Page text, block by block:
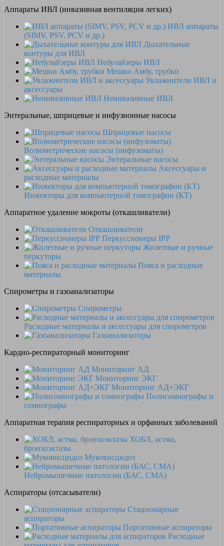
Аппараты ИВЛ (инвазивная вентиляция легких)
ИВЛ аппараты
(SIMV, PSV, PCV и др.)
Дыхательные
контуры для ИВЛ
Небулайзеры ИВЛ
Мешки Амбу, трубки
Увлажнители ИВЛ и
аксессуары
Неинвазивные ИВЛ
Энтеральные, шприцевые и инфузионные насосы
Шприцевые насосы
Волюметрические насосы (инфузоматы)
Энтеральные насосы
Аксессуары и
расходные материалы
Инжекторы для компьютерной томографии (КТ)
Аппаратное удаление мокроты (откашливатели)
Откашливатели
Перкуссионеры IPP
Жилетные и ручные
перкуторы
Пояса и расходные
материалы
Спирометры и газоанализаторы
Спирометры
Расходные материалы и аксессуары для спирометров
Газоанализаторы
Кардио-респираторный мониторинг
Мониторинг АД
Мониторинг ЭКГ
Мониторинг АД+ЭКГ
Полисомнографы и
сомнографы
Аппаратная терапия респираторных и орфанных заболеваний
ХОБЛ, астма,
бронхоэктазы
Муковисцидоз
Нейромышечные патологии (БАС, СМА)
Аспираторы (отсасыватели)
Стационарные
аспираторы
Портативные аспираторы
Расходные